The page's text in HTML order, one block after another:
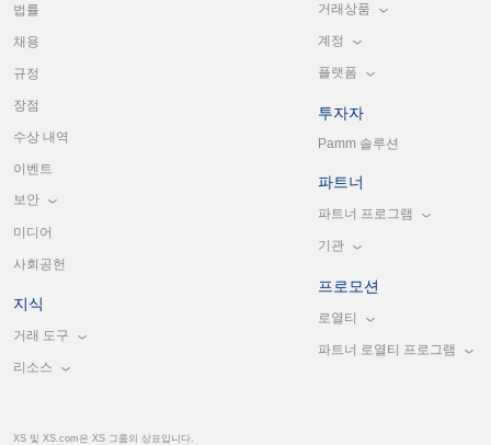
법률
채용
규정
장점
수상 내역
이벤트
보안
미디어
사회공헌
지식
거래 도구
리소스
거래상품
계정
플랫폼
투자자
Pamm 솔루션
파트너
파트너 프로그램
기관
프로모션
로열티
파트너 로열티 프로그램
XS 및 XS.com은 XS 그룹의 상표입니다.